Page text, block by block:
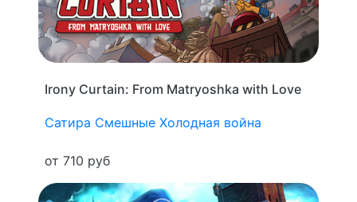
Irony Curtain: From Matryoshka with Love
Сатира Смешные Холодная война
от 710 руб